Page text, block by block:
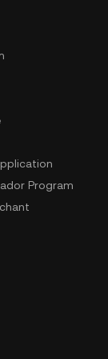
Program